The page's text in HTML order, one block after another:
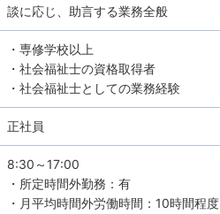
談に応じ、助言する業務全般
・専修学校以上
・社会福祉士の資格取得者
・社会福祉士としての業務経験
正社員
8:30～17:00
・所定時間外勤務：有
・月平均時間外労働時間：10時間程度